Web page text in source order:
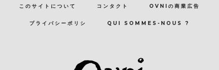
このサイトについて コンタクト OVNIの商業広告
プライバシーポリシ QUI SOMMES-NOUS ?